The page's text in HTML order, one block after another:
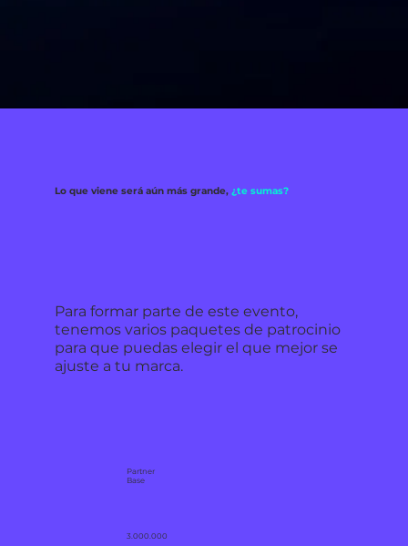
Lo que viene será aún más grande, ¿te sumas?
Para formar parte de este evento,
tenemos varios paquetes de patrocinio
para que puedas elegir el que mejor se
ajuste a tu marca.
Partner
Base
3.000.000